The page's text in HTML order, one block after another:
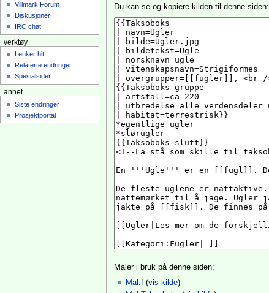
Du kan se og kopiere kilden til denne siden:
Maler i bruk på denne siden:
Mal:! (vis kilde)
Villmark Forum
Diskusjoner
IRC chat
verktøy
Lenker hit
Relaterte endringer
Spesialsider
annet
Siste endringer
Prosjektportal